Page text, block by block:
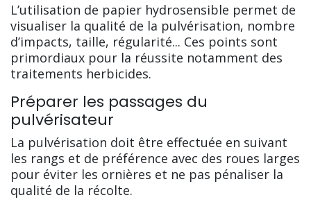
L’utilisation de papier hydrosensible permet de
visualiser la qualité de la pulvérisation, nombre
d’impacts, taille, régularité... Ces points sont
primordiaux pour la réussite notamment des
traitements herbicides.
Préparer les passages du
pulvérisateur
La pulvérisation doit être effectuée en suivant
les rangs et de préférence avec des roues larges
pour éviter les ornières et ne pas pénaliser la
qualité de la récolte.